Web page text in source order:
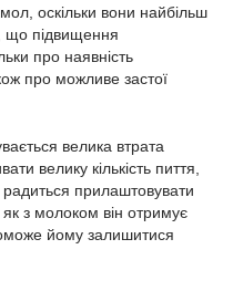
оскільки вони найбільш
що підвищення
про наявність
про можливе застої
велика втрата
велику кількість пиття,
прилаштовувати
з молоком він отримує
йому залишитися